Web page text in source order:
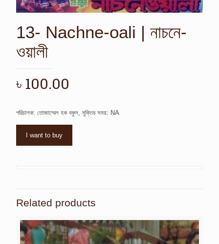
13- Nachne-oali | নাচনে-
ওয়ালী
৳ 100.00
পরিচালক: তোজাম্মেল হক বকুল, মুক্তির সময়: NA
I want to buy
Related products